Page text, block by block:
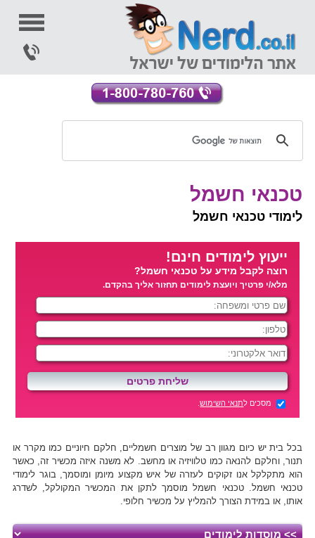
טכנאי חשמל
לימודי טכנאי חשמל
ייעוץ לימודים חינם!
רוצה לקבל מידע על טכנאי חשמל?
מלא/י פרטיך ויועצת לימודים תחזור אליך בהקדם.
מסכים לתנאי השימוש.
בכל בית יש כיום מגוון רב של מוצרים חשמליים, חלקם חיוניים כמו מקרר או
תנור, וחלקם להנאה כמו טלוויזיה או מחשב. לא משנה איזה מכשיר זה, כאשר
הוא מתקלקל אנו זקוקים לעזרה של איש מקצוע מיומן ומוסמך, בוגר לימודי
טכנאי חשמל. טכנאי חשמל מוסמך לתקן את המכשיר המקולקל, לשדרג
אותו, או במידת הצורך להמליץ על מכשיר חלופי.